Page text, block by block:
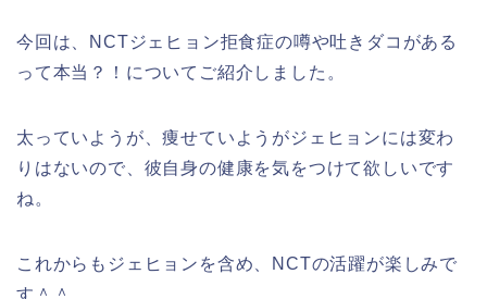
今回は、NCTジェヒョン拒食症の噂や吐きダコがある
って本当？！についてご紹介しました。
太っていようが、痩せていようがジェヒョンには変わ
りはないので、彼自身の健康を気をつけて欲しいです
ね。
これからもジェヒョンを含め、NCTの活躍が楽しみで
す＾＾